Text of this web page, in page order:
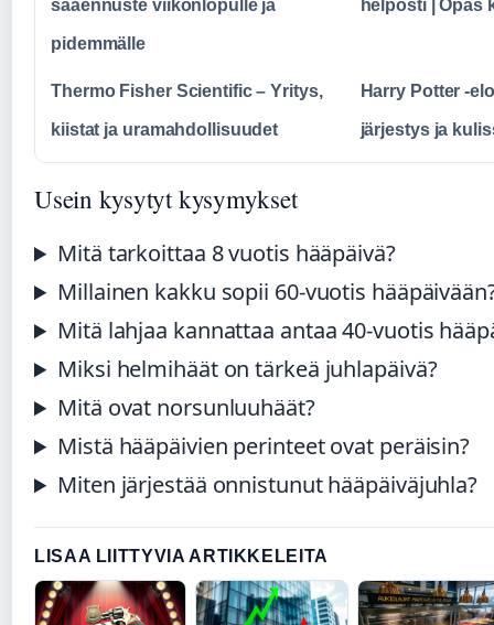
sääennuste viikonlopulle ja
pidemmälle
helposti | Opas
Thermo Fisher Scientific – Yritys,
kiistat ja uramahdollisuudet
Harry Potter -
järjestys ja
Usein kysytyt kysymykset
Mitä tarkoittaa 8 vuotis hääpäivä?
Millainen kakku sopii 60-vuotis
Mitä lahjaa kannattaa antaa 40-vuotis
Miksi helmihäät on tärkeä juhlapäivä?
Mitä ovat norsunluuhäät?
Mistä hääpäivien perinteet ovat peräisin?
Miten järjestää onnistunut hääpäiväjuhla?
LISAA LIITTYVIA ARTIKKELEITA